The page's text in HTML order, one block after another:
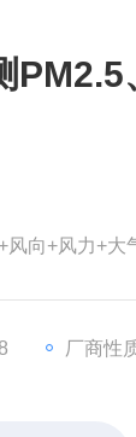
PM2.5
向+风力+大
厂商性